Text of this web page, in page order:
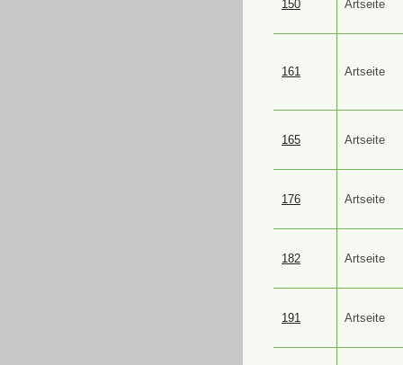
150 Artseite
161 Artseite
165 Artseite
176 Artseite
182 Artseite
191 Artseite